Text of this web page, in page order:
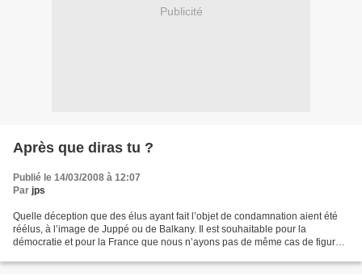
Publicité
Après que diras tu ?
Publié le 14/03/2008 à 12:07
Par jps
Quelle déception que des élus ayant fait l’objet de condamnation aient été
réélus, à l’image de Juppé ou de Balkany. Il est souhaitable pour la
démocratie et pour la France que nous n’ayons pas de même cas de figure